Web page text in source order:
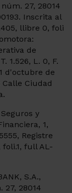
27, 28014
Inscrita al
llibre 0, foli
de
1.526, L. 0, F.
d'octubre de
Calle Ciudad
y
1,
Registre
full AL-
S.A.,
28014